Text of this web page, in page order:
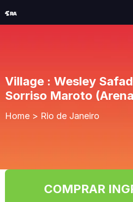
Village : Wesley
Sorriso Maroto
Home > Rio de Janeiro
COMPRAR